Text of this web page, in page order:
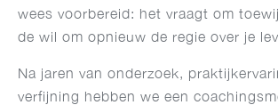
wees voorbereid: het vraagt om
de wil om opnieuw de regie over je
Na jaren van onderzoek,
verfijning hebben we een